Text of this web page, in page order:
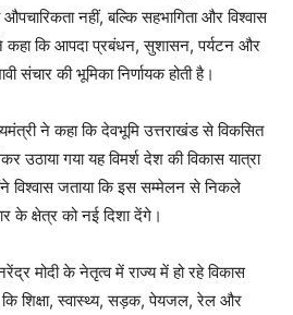
नहीं, बल्कि सहभागिता और विश्वास
कहा कि आपदा प्रबंधन, सुशासन, पर्यटन और
संचार की भूमिका निर्णायक होती है।
ने कहा कि देवभूमि उत्तराखंड से विकसित
उठाया गया यह विमर्श देश की विकास यात्रा
विश्वास जताया कि इस सम्मेलन से निकले
के क्षेत्र को नई दिशा देंगे।
मोदी के नेतृत्व में राज्य में हो रहे विकास
शिक्षा, स्वास्थ्य, सड़क, पेयजल, रेल और